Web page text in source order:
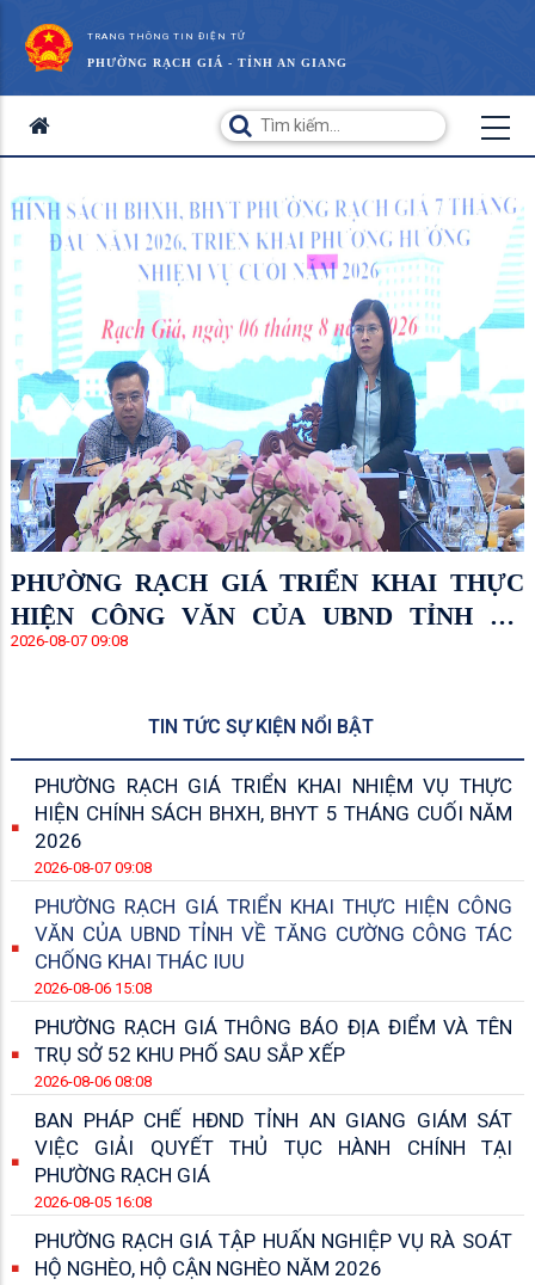
TRANG THÔNG TIN ĐIỆN TỬ
PHƯỜNG RẠCH GIÁ - TỈNH AN GIANG
PHƯỜNG RẠCH GIÁ TRIỂN KHAI THỰC
HIỆN CÔNG VĂN CỦA UBND TỈNH VỀ
TĂNG CƯỜNG CÔNG TÁC CHỐNG KHAI
2026-08-07 09:08
TIN TỨC SỰ KIỆN NỔI BẬT
PHƯỜNG RẠCH GIÁ TRIỂN KHAI NHIỆM VỤ THỰC
HIỆN CHÍNH SÁCH BHXH, BHYT 5 THÁNG CUỐI NĂM
2026
2026-08-07 09:08
PHƯỜNG RẠCH GIÁ TRIỂN KHAI THỰC HIỆN CÔNG
VĂN CỦA UBND TỈNH VỀ TĂNG CƯỜNG CÔNG TÁC
CHỐNG KHAI THÁC IUU
2026-08-06 15:08
PHƯỜNG RẠCH GIÁ THÔNG BÁO ĐỊA ĐIỂM VÀ TÊN
TRỤ SỞ 52 KHU PHỐ SAU SẮP XẾP
2026-08-06 08:08
BAN PHÁP CHẾ HĐND TỈNH AN GIANG GIÁM SÁT
VIỆC GIẢI QUYẾT THỦ TỤC HÀNH CHÍNH TẠI
PHƯỜNG RẠCH GIÁ
2026-08-05 16:08
PHƯỜNG RẠCH GIÁ TẬP HUẤN NGHIỆP VỤ RÀ SOÁT
HỘ NGHÈO, HỘ CẬN NGHÈO NĂM 2026